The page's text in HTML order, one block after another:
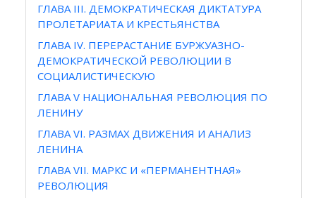
ГЛАВА III. ДЕМОКРАТИЧЕСКАЯ ДИКТАТУРА
ПРОЛЕТАРИАТА И КРЕСТЬЯНСТВА
ГЛАВА IV. ПЕРЕРАСТАНИЕ БУРЖУАЗНО-
ДЕМОКРАТИЧЕСКОЙ РЕВОЛЮЦИИ В
СОЦИАЛИСТИЧЕСКУЮ
ГЛАВА V НАЦИОНАЛЬНАЯ РЕВОЛЮЦИЯ ПО
ЛЕНИНУ
ГЛАВА VI. РАЗМАХ ДВИЖЕНИЯ И АНАЛИЗ
ЛЕНИНА
ГЛАВА VII. МАРКС И «ПЕРМАНЕНТНАЯ»
РЕВОЛЮЦИЯ